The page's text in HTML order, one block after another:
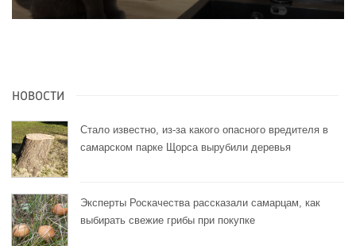
НОВОСТИ
Стало известно, из-за какого опасного вредителя в
самарском парке Щорса вырубили деревья
Эксперты Роскачества рассказали самарцам, как
выбирать свежие грибы при покупке